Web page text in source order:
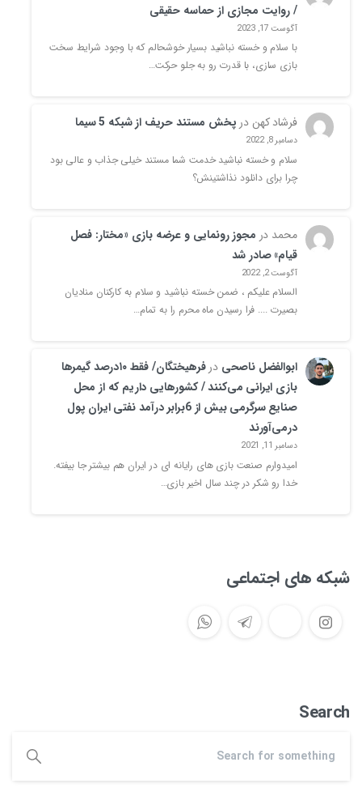
/ روایت‌ مجازی از حماسه‌ حقیقی
آگوست 17, 2023
با سلام و خسته نباشید بسیار خوشحالم که با وجود شرایط سخت
بازی سازی، با قدرت رو به جلو حرکت…
فرشاد کهن در پخش مستند حریف از شبکه 5 سیما
دسامبر 8, 2022
سلام و خسته نباشید خدمت شما مستند خیلی جذاب و عالی بود
چرا برای دانلود نذاشتینش؟
محمد در مجوز رونمایی و عرضه بازی «مختار: فصل
قیام» صادر شد
آگوست 2, 2022
السلام علیکم ، ضمن خسته نباشید و سلام به کارکنان منادیان
بصیرت .... فرا رسیدن ماه محرم را به تمام…
ابوالفضل ناصحی در
فرهیختگان/ فقط ۱۰درصد گیمرها
بازی ایرانی می‌کنند / کشورهایی داریم که از محل
صنایع سرگرمی بیش از 6برابر درآمد نفتی ایران پول
درمی‌آورند
دسامبر 11, 2021
امیدوارم صنعت بازی های رایانه ای در ایران هم بیشتر جا بیفته.
خدا رو شکر در چند سال اخیر بازی…
شبکه های اجتماعی
Search